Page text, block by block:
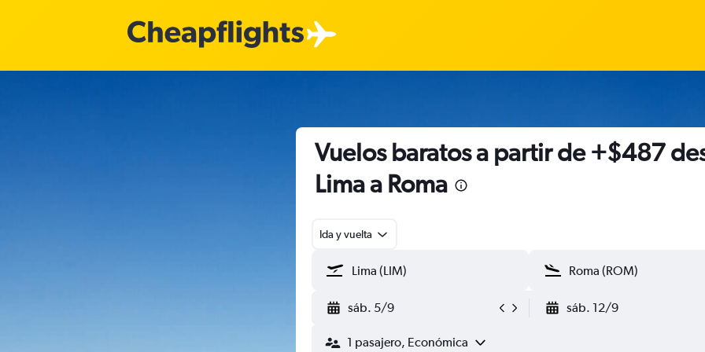
Vuelos baratos a partir de +$487
Lima a Roma
Ida y vuelta
sáb. 5/9 sáb. 12/9
1 pasajero, Económica